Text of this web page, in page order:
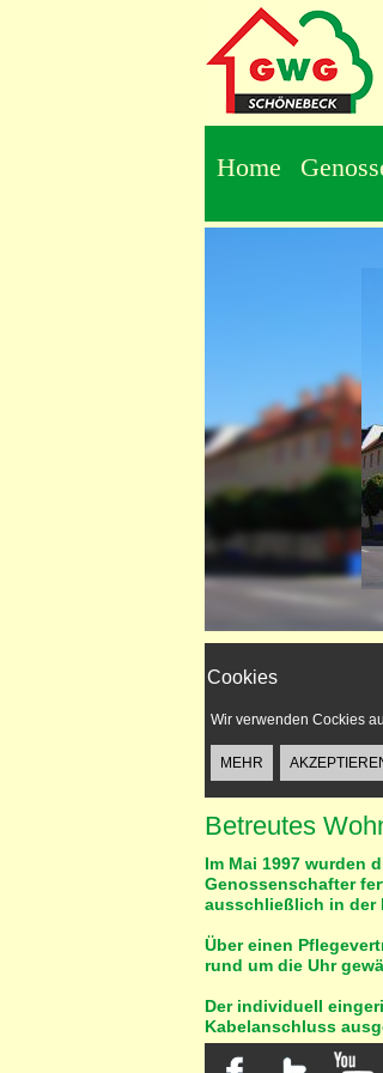
Home
Cookies
Wir verwenden Cockies
Betreutes
Im Mai 1997 wurden
Genossenschafter
ausschließlich in der
Über einen
rund um die Uhr
Der individuell
Kabelanschluss